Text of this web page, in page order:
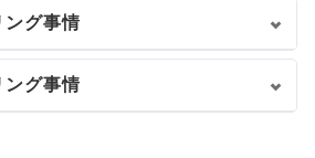
ング事情
ング事情